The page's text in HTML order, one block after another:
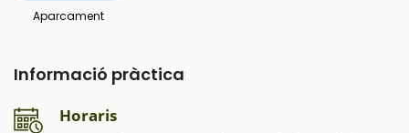
Aparcament
Informació pràctica
Horaris